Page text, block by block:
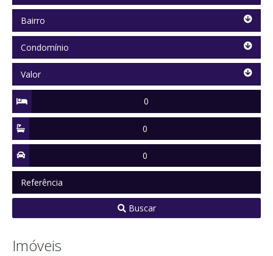
Bairro
Condomínio
Condomínio
Valor
Valor
Quartos
Suítes
Vagas
Referência
Buscar
Imóveis